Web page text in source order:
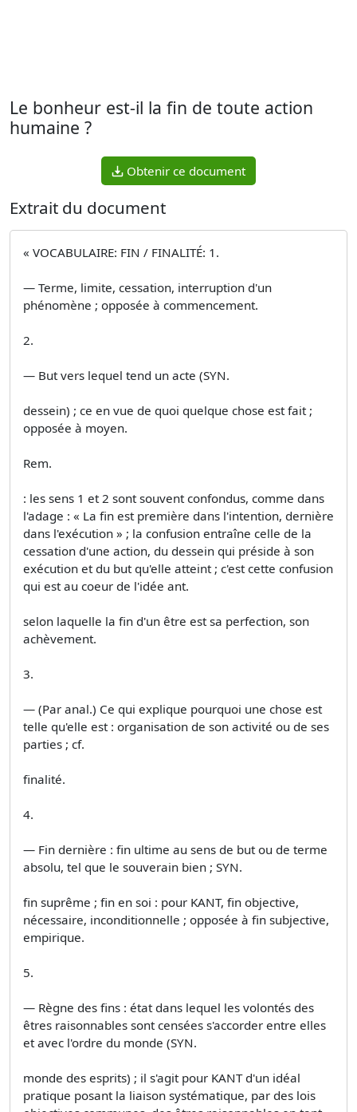
Le bonheur est-il la fin de toute action
humaine ?
Obtenir ce document
Extrait du document
« VOCABULAIRE: FIN / FINALITÉ: 1.
— Terme, limite, cessation, interruption d'un
phénomène ; opposée à commencement.
2.
— But vers lequel tend un acte (SYN.
dessein) ; ce en vue de quoi quelque chose est fait ;
opposée à moyen.
Rem.
: les sens 1 et 2 sont souvent confondus, comme dans
l'adage : « La fin est première dans l'intention, dernière
dans l'exécution » ; la confusion entraîne celle de la
cessation d'une action, du dessein qui préside à son
exécution et du but qu'elle atteint ; c'est cette confusion
qui est au coeur de l'idée ant.
selon laquelle la fin d'un être est sa perfection, son
achèvement.
3.
— (Par anal.) Ce qui explique pourquoi une chose est
telle qu'elle est : organisation de son activité ou de ses
parties ; cf.
finalité.
4.
— Fin dernière : fin ultime au sens de but ou de terme
absolu, tel que le souverain bien ; SYN.
fin suprême ; fin en soi : pour KANT, fin objective,
nécessaire, inconditionnelle ; opposée à fin subjective,
empirique.
5.
— Règne des fins : état dans lequel les volontés des
êtres raisonnables sont censées s'accorder entre elles
et avec l'ordre du monde (SYN.
monde des esprits) ; il s'agit pour KANT d'un idéal
pratique posant la liaison systématique, par des lois